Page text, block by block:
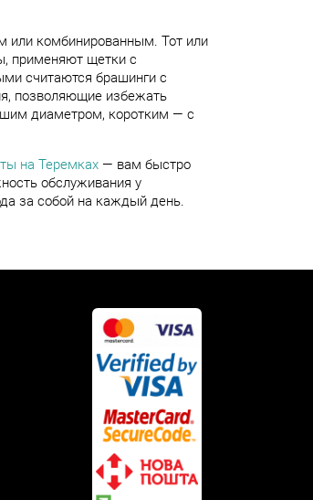
или комбинированным. Тот или
применяют щетки с
считаются брашинги с
позволяющие избежать
диаметром, коротким — с
на Теремках — вам быстро
обслуживания у
за собой на каждый день.